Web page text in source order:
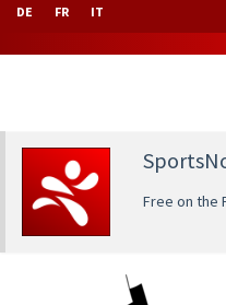
DE FR IT
Free on the